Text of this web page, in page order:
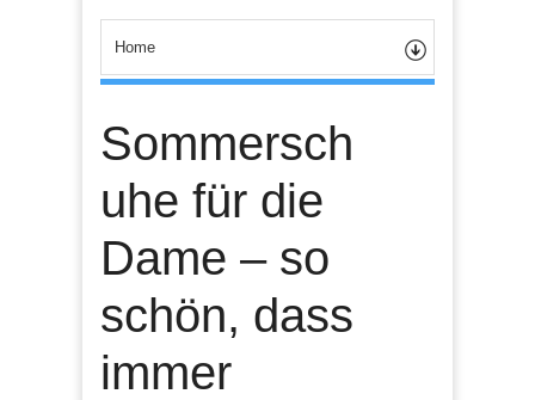
Sommersch
uhe für die
Dame – so
schön, dass
immer